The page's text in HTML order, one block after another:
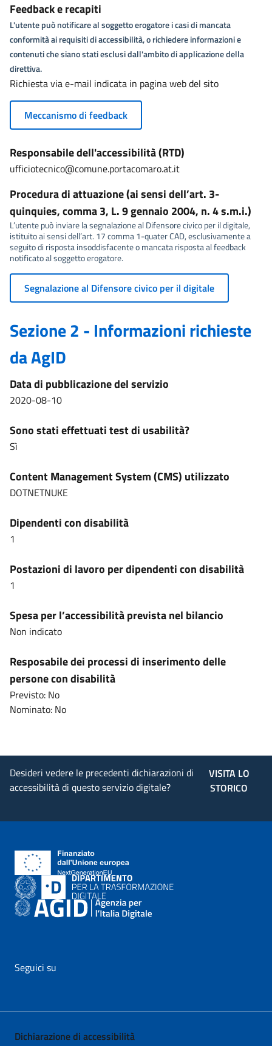
Feedback e recapiti
L'utente può notificare al soggetto erogatore i casi di mancata
conformità ai requisiti di accessibilità, o richiedere informazioni e
contenuti che siano stati esclusi dall'ambito di applicazione della
direttiva.
Richiesta via e-mail indicata in pagina web del sito
Meccanismo di feedback
Responsabile dell'accessibilità (RTD)
ufficiotecnico@comune.portacomaro.at.it
Procedura di attuazione (ai sensi dell’art. 3-
quinquies, comma 3, L. 9 gennaio 2004, n. 4 s.m.i.)
L’utente può inviare la segnalazione al Difensore civico per il digitale,
istituito ai sensi dell’art. 17 comma 1-quater CAD, esclusivamente a
seguito di risposta insoddisfacente o mancata risposta al feedback
notificato al soggetto erogatore.
Segnalazione al Difensore civico per il digitale
Sezione 2 - Informazioni richieste
da AgID
Data di pubblicazione del servizio
2020-08-10
Sono stati effettuati test di usabilità?
Sì
Content Management System (CMS) utilizzato
DOTNETNUKE
Dipendenti con disabilità
1
Postazioni di lavoro per dipendenti con disabilità
1
Spesa per l’accessibilità prevista nel bilancio
Non indicato
Resposabile dei processi di inserimento delle
persone con disabilità
Previsto: No
Nominato: No
Desideri vedere le precedenti dichiarazioni di
accessibilità di questo servizio digitale?
VISITA LO
STORICO
Seguici su
Dichiarazione di accessibilità